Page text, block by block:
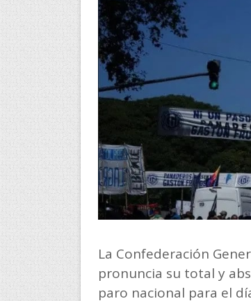
La Confederación
pronuncia su total y
paro nacional para el